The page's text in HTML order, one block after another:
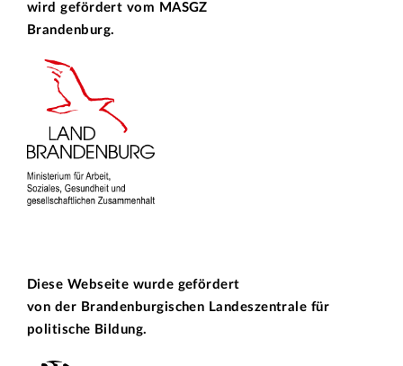
wird gefördert vom MASGZ
Brandenburg.
Diese Webseite wurde gefördert
von der Brandenburgischen Landeszentrale für
politische Bildung.